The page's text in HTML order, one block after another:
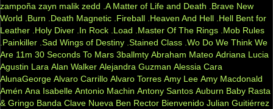
zampoña zayn malik zedd .A Matter of Life and Death
.Brave New
World
.Burn .Death Magnetic .Fireball .Heaven And Hell .Hell Bent for
Leather .Holy Diver .In Rock .Load .Master Of The Rings .Mob Rules
.Painkiller .Sad Wings of Destiny .Stained Class .Wo Do We Think We
Are 11m 30 Seconds To Mars 3ballmty Abraham Mateo Adriana Lucia
Agustin Lara Alan Walker Alejandra Guzman Alessia Cara
AlunaGeorge Alvaro Carrillo Alvaro Torres Amy Lee Amy Macdonald
Amén Ana Isabelle Antonio Machin Antony Santos Auburn Baby Rasta
& Gringo Banda Clave Nueva Ben Rector Bienvenido Julian Guitiérrez